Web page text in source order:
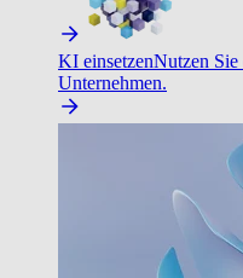
KI einsetzenNutzen
Unternehmen.